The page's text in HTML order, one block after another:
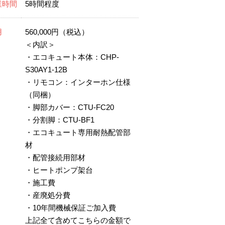
時間 5時間程度
560,000円（税込）
＜内訳＞
・エコキュート本体：CHP-
S30AY1-12B
・リモコン：インターホン仕様
（同梱）
・脚部カバー：CTU-FC20
・分割脚：CTU-BF1
・エコキュート専用耐熱配管部
材
・配管接続用部材
・ヒートポンプ架台
・施工費
・産廃処分費
・10年間機械保証ご加入費
上記全て含めてこちらの金額で